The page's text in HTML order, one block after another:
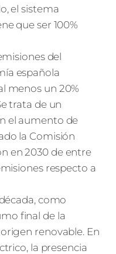
el sistema
que ser 100%
del
española
menos un 20%
trata de un
el aumento de
la Comisión
en 2030 de entre
respecto a
como
final de la
renovable. En
la presencia